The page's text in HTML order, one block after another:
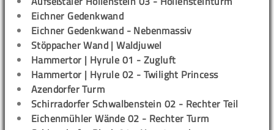
Eichner Gedenkwand
Eichner Gedenkwand - Nebenmassiv
Stöppacher Wand | Waldjuwel
Hammertor | Hyrule 01 - Zugluft
Hammertor | Hyrule 02 - Twilight Princess
Azendorfer Turm
Schirradorfer Schwalbenstein 02 - Rechter Teil
Eichenmühler Wände 02 - Rechter Turm